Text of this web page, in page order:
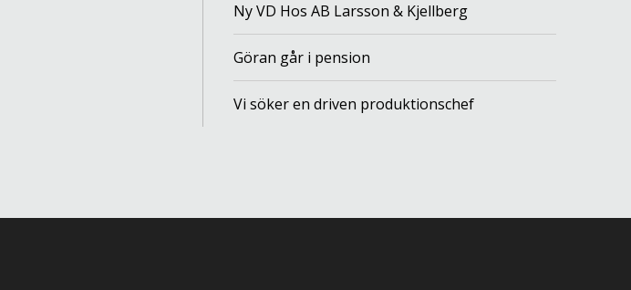
Ny VD Hos AB Larsson & Kjellberg
Göran går i pension
Vi söker en driven produktionschef